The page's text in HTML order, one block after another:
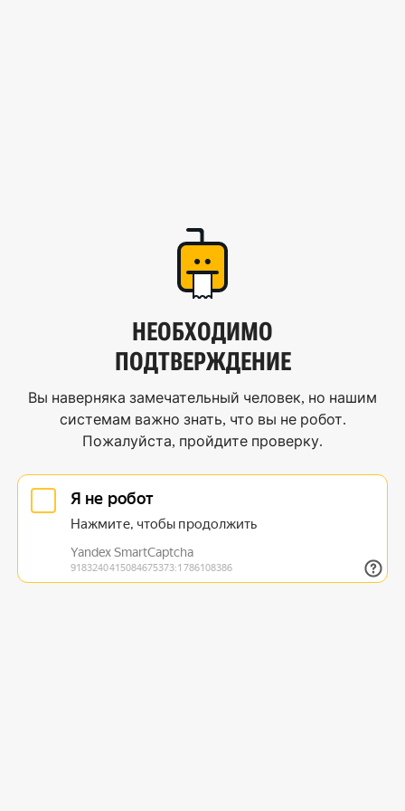
НЕОБХОДИМО
ПОДТВЕРЖДЕНИЕ
Вы наверняка замечательный человек, но нашим
системам важно знать, что вы не робот.
Пожалуйста, пройдите проверку.